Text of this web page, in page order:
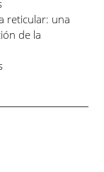
reticular: una
de la